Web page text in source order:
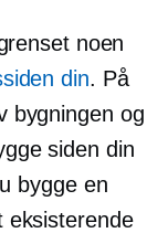
noen
din. På
bygningen og
siden din
bygge en
eksisterende